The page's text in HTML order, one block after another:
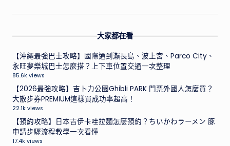
大家都在看
【沖繩最強巴士攻略】國際通到瀨長島、波上宮、Parco City、
永旺夢樂城巴士怎麼搭？上下車位置交通一次整理
85.6k views
【2026最強攻略】吉卜力公園Ghibli PARK 門票外國人怎麼買？
大散步券PREMIUM這樣買成功率超高！
22.1k views
【預約攻略】日本吉伊卡哇拉麵怎麼預約？ちいかわラーメン 豚
申請步驟流程教學一次看懂
17.4k views